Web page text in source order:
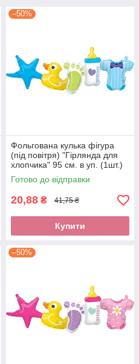
–50%
Фольгована кулька фігура
(під повітря) "Гірлянда для
хлопчика" 95 см. в уп. (1шт.)
Готово до відправки
20,88 ₴ 41,75 ₴
Купити
–50%